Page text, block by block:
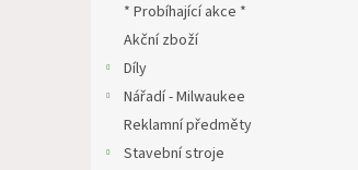
* Probíhající akce *
Akční zboží
Díly
Nářadí - Milwaukee
Reklamní předměty
Stavební stroje